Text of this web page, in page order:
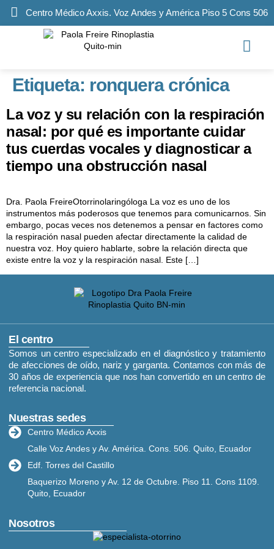
Centro Médico Axxis. Voz Andes y América Piso 5 Cons 506
Etiqueta: ronquera crónica
La voz y su relación con la respiración
nasal: por qué es importante cuidar
tus cuerdas vocales y diagnosticar a
tiempo una obstrucción nasal
Dra. Paola FreireOtorrinolaringóloga La voz es uno de los
instrumentos más poderosos que tenemos para comunicarnos. Sin
embargo, pocas veces nos detenemos a pensar en factores como
la respiración nasal pueden afectar directamente la calidad de
nuestra voz. Hoy quiero hablarte, sobre la relación directa que
existe entre la voz y la respiración nasal. Este […]
El centro
Somos un centro especializado en el diagnóstico y tratamiento
de afecciones de oído, nariz y garganta. Contamos con más de
30 años de experiencia que nos han convertido en un centro de
referencia nacional.
Nuestras sedes
Centro Médico Axxis
Calle Voz Andes y Av. América. Cons. 506. Quito, Ecuador
Edf. Torres del Castillo
Baquerizo Moreno y Av. 12 de Octubre. Piso 11. Cons 1109.
Quito, Ecuador
Nosotros